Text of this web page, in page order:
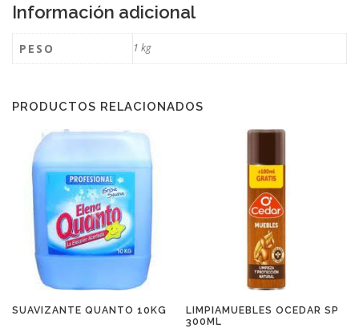
Información adicional
PESO 1 kg
PRODUCTOS RELACIONADOS
SUAVIZANTE QUANTO 10KG
LIMPIAMUEBLES OCEDAR SP
300ML